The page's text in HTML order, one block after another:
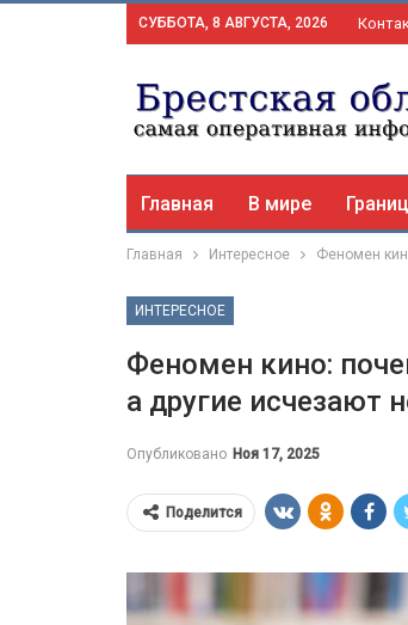
СУББОТА, 8 АВГУСТА, 2026
Главная В мире
Главная Интересное Феномен
ИНТЕРЕСНОЕ
Феномен кино:
а другие исчезают
Опубликовано Ноя 17, 2025
Поделится